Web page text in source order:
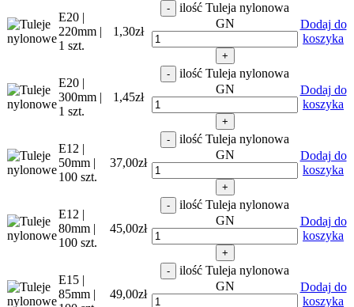
E20 |
220mm |
1 szt.
1,30zł
-
ilość Tuleja nylonowa
GN
+
Dodaj do
koszyka
E20 |
300mm |
1 szt.
1,45zł
-
ilość Tuleja nylonowa
GN
+
Dodaj do
koszyka
E12 |
50mm |
100 szt.
37,00zł
-
ilość Tuleja nylonowa
GN
+
Dodaj do
koszyka
E12 |
80mm |
100 szt.
45,00zł
-
ilość Tuleja nylonowa
GN
+
Dodaj do
koszyka
E15 |
85mm |
49,00zł
-
ilość Tuleja nylonowa
GN
Dodaj do
koszyka